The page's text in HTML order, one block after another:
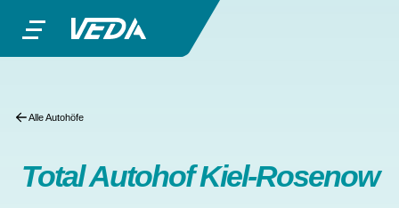
Alle Autohöfe
Total Autohof Kiel-Rosenow